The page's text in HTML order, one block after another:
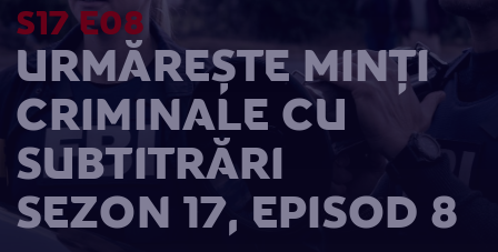
S17 E08
URMĂREȘTE MINŢI
CRIMINALE CU
SUBTITRĂRI
SEZON 17, EPISOD 8